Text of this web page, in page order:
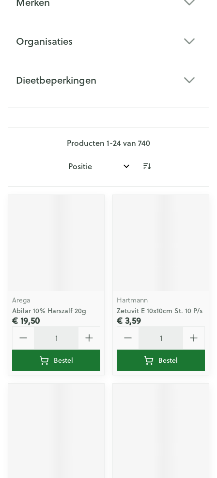
Organisaties
Dieetbeperkingen
Producten 1-24van 740
Sorteer op:
Arega
Abilar 10% Harszalf 20g
€ 19,50
Bestel
Hartmann
Zetuvit E 10x10cm St. 10 P/s
€ 3,59
Bestel